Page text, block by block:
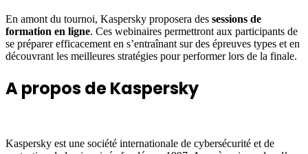
En amont du tournoi, Kaspersky proposera des sessions de
formation en ligne. Ces webinaires permettront aux participants de
se préparer efficacement en s’entraînant sur des épreuves types et en
découvrant les meilleures stratégies pour performer lors de la finale.
A propos de Kaspersky
Kaspersky est une société internationale de cybersécurité et de